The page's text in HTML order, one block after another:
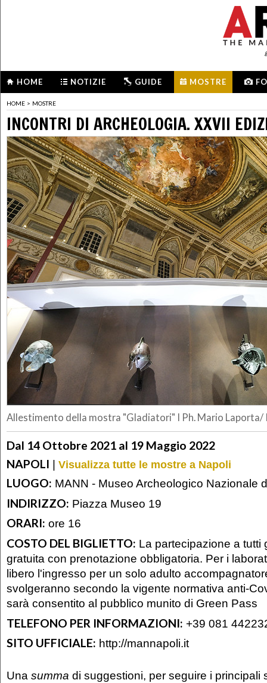
HOME NOTIZIE GUIDE MOSTRE
HOME > MOSTRE
INCONTRI DI ARCHEOLOGIA. XXVII
Allestimento della mostra "Gladiatori" I Ph. Mario
Dal 14 Ottobre 2021 al 19 Maggio 2022
NAPOLI | Visualizza tutte le mostre a Napoli
LUOGO: MANN - Museo Archeologico Nazionale
INDIRIZZO: Piazza Museo 19
ORARI: ore 16
COSTO DEL BIGLIETTO: La partecipazione a tutti
gratuita con prenotazione obbligatoria. Per i
libero l'ingresso per un solo adulto
svolgeranno secondo la vigente normativa anti-
sarà consentito al pubblico munito di Green Pass
TELEFONO PER INFORMAZIONI: +39 081
SITO UFFICIALE: http://mannapoli.it
Una summa di suggestioni, per seguire i principali